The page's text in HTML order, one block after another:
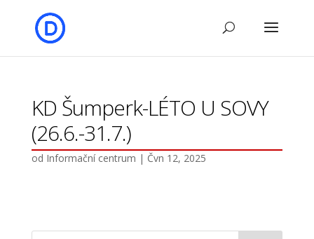
KD Šumperk-LÉTO U SOVY
(26.6.-31.7.)
od Informační centrum | Čvn 12, 2025